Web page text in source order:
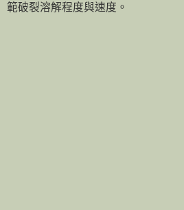
範破裂溶解程度與速度。